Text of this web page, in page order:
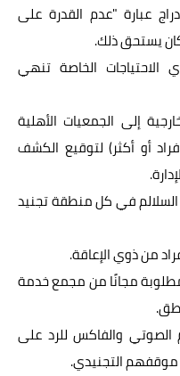
عبارة "عدم القدرة على
يستحق ذلك.
الخاصة تنهي
إلى الجمعيات الأهلية
(بشرط وجود 10 أفراد أو أكثر) لتوقيع الكشف
في كل منطقة تجنيد
من ذوي الإعاقة.
مجانًا من مجمع خدمة
الصوتي والفاكس للرد على
التجنيدي.